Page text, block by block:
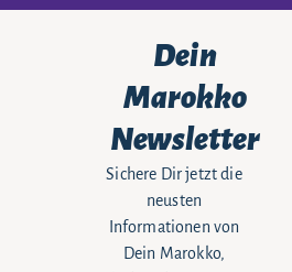
Dein
Marokko
Newsletter
Sichere Dir jetzt die
neusten
Informationen von
Dein Marokko,